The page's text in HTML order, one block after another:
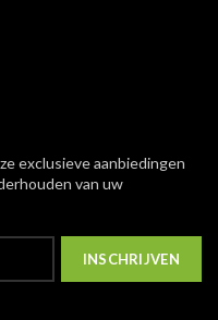
exclusieve aanbiedingen
van uw